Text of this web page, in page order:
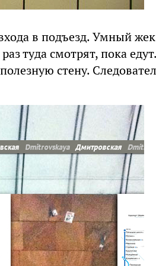
в подъезд. Умный жек
туда смотрят, пока
стену.